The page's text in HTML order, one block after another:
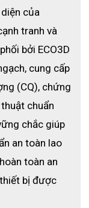
của
tranh và
bởi ECO3D
cung cấp
(CQ), chứng
chuẩn
chắc giúp
an toàn lao
toàn an
bị được